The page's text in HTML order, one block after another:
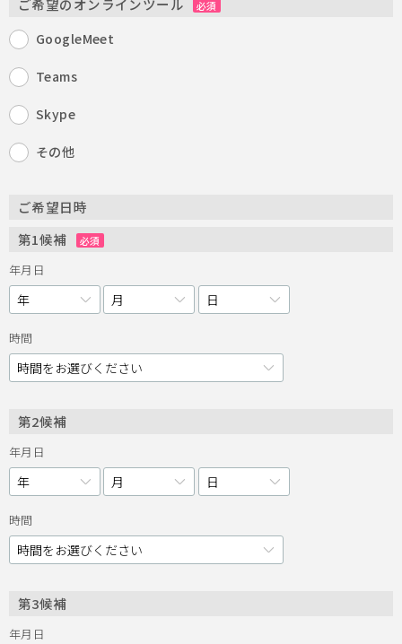
ご希望のオンラインツール 必須
GoogleMeet
Teams
Skype
その他
ご希望日時
第1候補
必須
年月日
時間
第2候補
年月日
時間
第3候補
年月日